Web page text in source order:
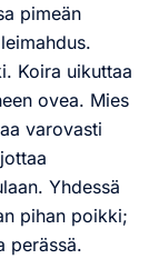
pimeän
Koira uikuttaa
ovea. Mies
varovasti
Yhdessä
pihan poikki;
perässä.